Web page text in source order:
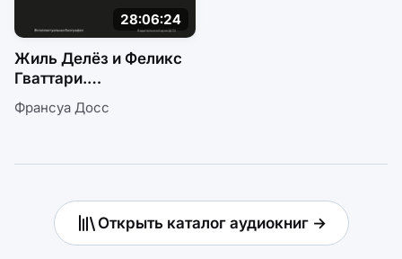
28:06:24
Жиль Делёз и Феликс
Гваттари.
Перекрестная
биография
Франсуа Досс
Открыть каталог аудиокниг →